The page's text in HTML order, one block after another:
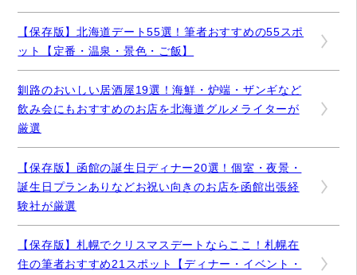
【保存版】北海道デート55選！筆者おすすめの55スポ
ット【定番・温泉・景色・ご飯】
釧路のおいしい居酒屋19選！海鮮・炉端・ザンギなど
飲み会にもおすすめのお店を北海道グルメライターが
厳選
【保存版】函館の誕生日ディナー20選！個室・夜景・
誕生日プランありなどお祝い向きのお店を函館出張経
験社が厳選
【保存版】札幌でクリスマスデートならここ！札幌在
住の筆者おすすめ21スポット【ディナー・イベント・